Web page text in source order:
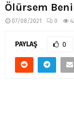
Ölürsem
07/08/2021 0
PAYLAŞ 0